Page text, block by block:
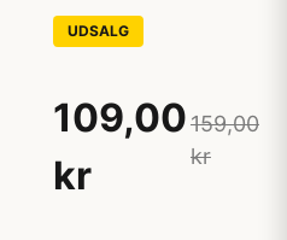
UDSALG
109,00
kr
159,00
kr